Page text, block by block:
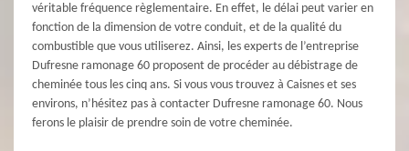
véritable fréquence règlementaire. En effet, le délai peut varier en
fonction de la dimension de votre conduit, et de la qualité du
combustible que vous utiliserez. Ainsi, les experts de l’entreprise
Dufresne ramonage 60 proposent de procéder au débistrage de
cheminée tous les cinq ans. Si vous vous trouvez à Caisnes et ses
environs, n’hésitez pas à contacter Dufresne ramonage 60. Nous
ferons le plaisir de prendre soin de votre cheminée.